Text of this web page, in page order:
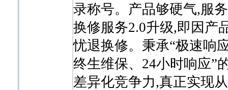
录称号。产品够硬气,服
换修服务2.0升级,即因产
忧退换修。秉承“极速响
终生维保、24小时响应”
差异化竞争力,真正实现